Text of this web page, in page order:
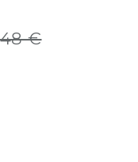
€